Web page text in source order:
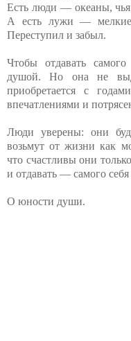
Есть люди — океаны,
А есть лужи — мелкие
Переступил и забыл.
Чтобы отдавать
душой. Но она не
приобретается с
впечатлениями и
Люди уверены: они
возьмут от жизни как
что счастливы они
и отдавать — самого
О юности души.